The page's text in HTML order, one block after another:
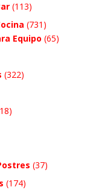
(113)
(731)
Equipo (65)
(322)
(37)
(174)